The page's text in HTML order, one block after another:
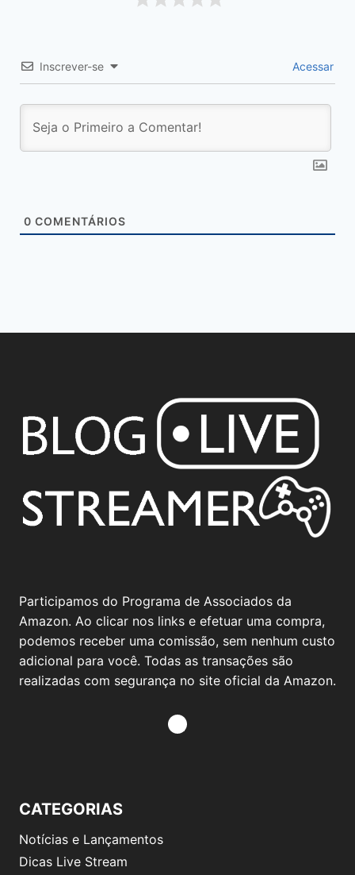
Inscrever-se Acessar
0 COMENTÁRIOS
Participamos do Programa de Associados da
Amazon. Ao clicar nos links e efetuar uma compra,
podemos receber uma comissão, sem nenhum custo
adicional para você. Todas as transações são
realizadas com segurança no site oficial da Amazon.
CATEGORIAS
Notícias e Lançamentos
Dicas Live Stream